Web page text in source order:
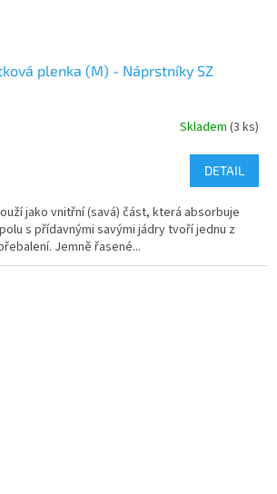
plenka (M) - Náprstníky SZ
Skladem (3 ks)
DETAIL
jako vnitřní (savá) část, která absorbuje
s přídavnými savými jádry tvoří jednu z
Jemně řasené...